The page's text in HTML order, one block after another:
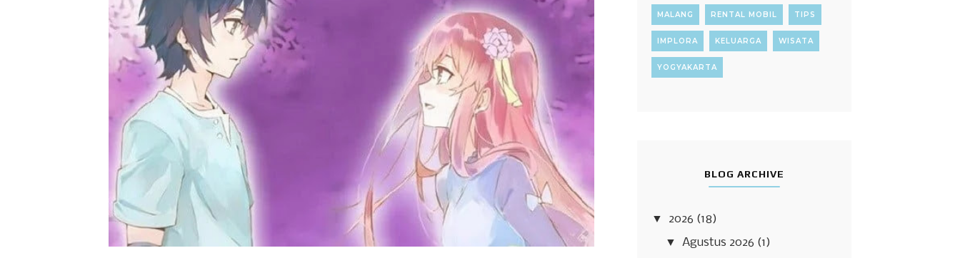
MALANG RENTAL MOBIL TIPS
IMPLORA KELUARGA WISATA
YOGYAKARTA
BLOG ARCHIVE
▼ 2026 (18)
▼ Agustus 2026 (1)